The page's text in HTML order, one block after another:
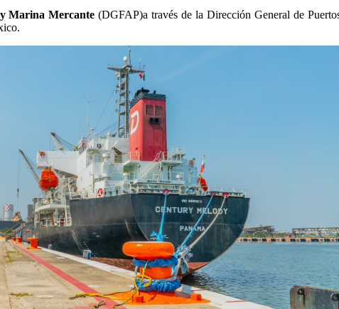
y Marina Mercante(DGFAP)a través de la Dirección General de